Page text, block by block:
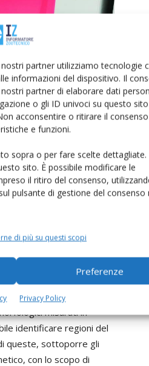
partner utilizziamo tecnologie
informazioni del dispositivo. Il
partner di elaborare dati
o gli ID univoci su questo
acconsentire o ritirare il
e funzioni.
sopra o per fare scelte dettagliate.
sito. È possibile modificare le
il ritiro del consenso,
pulsante di gestione del consenso
di più su questi scopi
Preferenze
Privacy Policy
organismo interrogando
mappa del DNA ad
che condensa
da microscopio
mila marcatori fino a
misurati in
identificare regioni del
queste, sottoporre gli
con lo scopo di